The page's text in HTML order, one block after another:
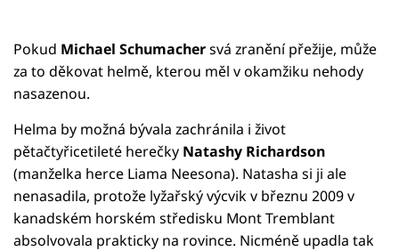
Pokud Michael Schumachersvá zranění přežije, může
za to děkovat helmě, kterou měl v okamžiku nehody
nasazenou.
Helma by možná bývala zachránila i život
pětačtyřicetileté herečky Natashy Richardson
(manželka herce Liama Neesona). Natasha si ji ale
nenasadila, protože lyžařský výcvik v březnu 2009 v
kanadském horském středisku Mont Tremblant
absolvovala prakticky na rovince. Nicméně upadla tak